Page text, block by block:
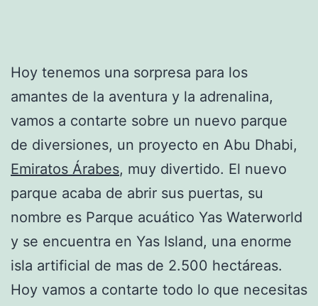
Hoy tenemos una sorpresa para los
amantes de la aventura y la adrenalina,
vamos a contarte sobre un nuevo parque
de diversiones, un proyecto en Abu Dhabi,
Emiratos Árabes, muy divertido. El nuevo
parque acaba de abrir sus puertas, su
nombre es Parque acuático Yas Waterworld
y se encuentra en Yas Island, una enorme
isla artificial de mas de 2.500 hectáreas.
Hoy vamos a contarte todo lo que necesitas